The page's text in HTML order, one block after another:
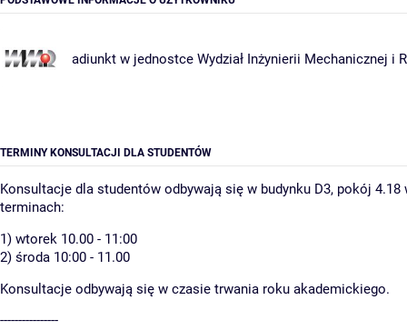
adiunkt w jednostce Wydział Inżynierii Mechanicznej i
TERMINY KONSULTACJI DLA STUDENTÓW
Konsultacje dla studentów odbywają się w budynku D3, pokój 4.18
terminach:
1) wtorek 10.00 - 11:00
2) środa 10:00 - 11.00
Konsultacje odbywają się w czasie trwania roku akademickiego.
----------------